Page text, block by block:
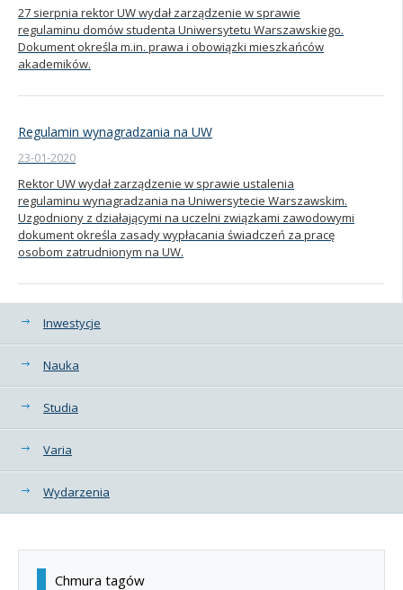
27 sierpnia rektor UW wydał zarządzenie w sprawie
regulaminu domów studenta Uniwersytetu Warszawskiego.
Dokument określa m.in. prawa i obowiązki mieszkańców
akademików.
Regulamin wynagradzania na UW
23-01-2020
Rektor UW wydał zarządzenie w sprawie ustalenia
regulaminu wynagradzania na Uniwersytecie Warszawskim.
Uzgodniony z działającymi na uczelni związkami zawodowymi
dokument określa zasady wypłacania świadczeń za pracę
osobom zatrudnionym na UW.
Kategorie
Inwestycje
Nauka
Studia
Varia
Wydarzenia
Chmura tagów